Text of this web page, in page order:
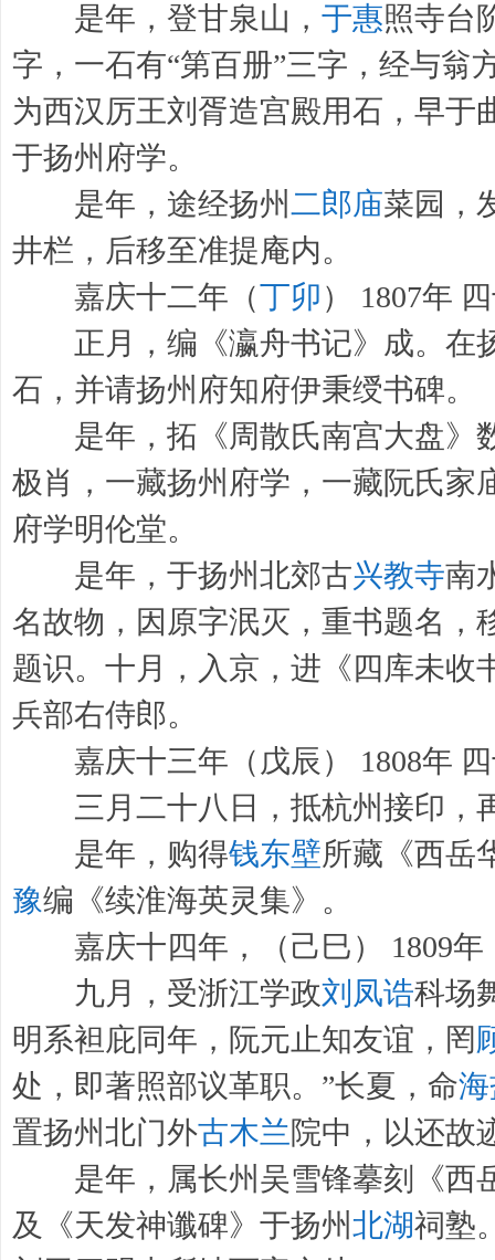
是年，登甘泉山， 于惠照寺台
字，一石有“第百册”三字，经与翁
为西汉厉王刘胥造宫殿用石，早于
于扬州府学。
是年，途经扬州二郎庙菜园，
井栏，后移至准提庵内。
嘉庆十二年（丁卯） 1807年
正月，编《瀛舟书记》成。在
石，并请扬州府知府伊秉绶书碑。
是年，拓《周散氏南宫大盘》
极肖，一藏扬州府学，一藏阮氏家
府学明伦堂。
是年，于扬州北郊古兴教寺南
名故物，因原字泯灭，重书题名，
题识。十月，入京，进《四库未收
兵部右侍郎。
嘉庆十三年（戊辰） 1808年 四
三月二十八日，抵杭州接印，
是年，购得钱东壁所藏《西岳
豫编《续淮海英灵集》。
嘉庆十四年，（己巳） 1809年
九月，受浙江学政刘凤诰科场
明系袒庇同年，阮元止知友谊，罔
处，即著照部议革职。”长夏，命
置扬州北门外古木兰院中，以还故
是年，属长州吴雪锋摹刻《西
及《天发神谶碑》于扬州北湖祠塾